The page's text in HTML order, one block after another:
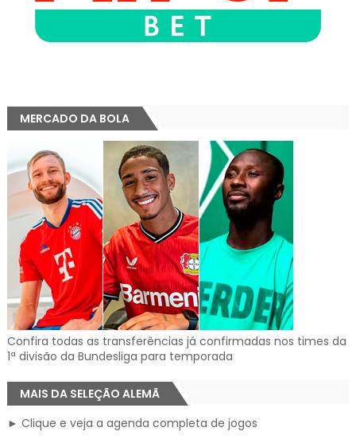
MERCADO DA BOLA
Confira todas as transferências já confirmadas nos times da
1ª divisão da Bundesliga para temporada
MAIS DA SELEÇÃO ALEMÃ
► Clique e veja a agenda completa de jogos